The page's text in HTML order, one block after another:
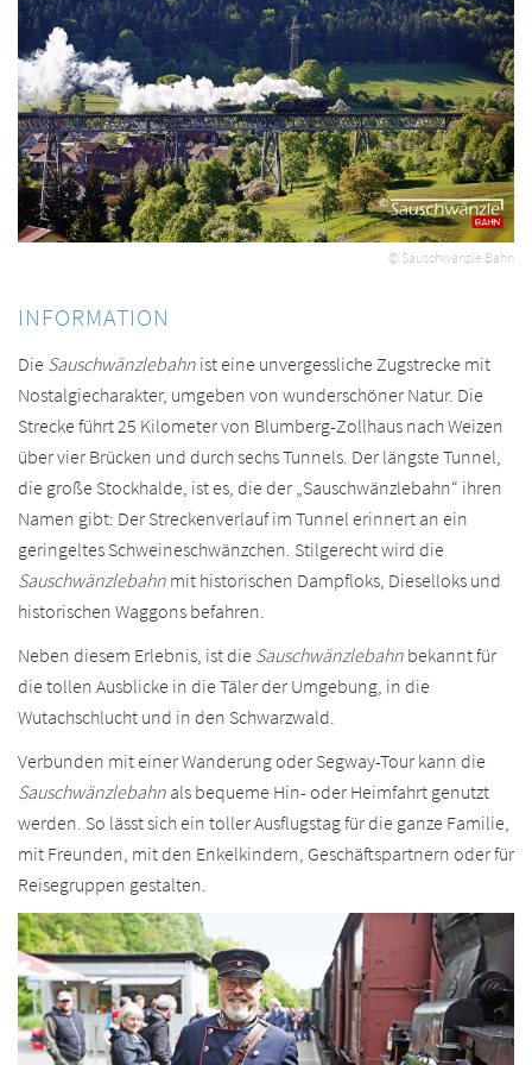
© Sauschwänzle Bahn
INFORMATION
Die Sauschwänzlebahn ist eine unvergessliche Zugstrecke mit
Nostalgiecharakter, umgeben von wunderschöner Natur. Die
Strecke führt 25 Kilometer von Blumberg-Zollhaus nach Weizen
über vier Brücken und durch sechs Tunnels. Der längste Tunnel,
die große Stockhalde, ist es, die der „Sauschwänzlebahn“ ihren
Namen gibt: Der Streckenverlauf im Tunnel erinnert an ein
geringeltes Schweineschwänzchen. Stilgerecht wird die
Sauschwänzlebahn mit historischen Dampfloks, Dieselloks und
historischen Waggons befahren.
Neben diesem Erlebnis, ist die Sauschwänzlebahn bekannt für
die tollen Ausblicke in die Täler der Umgebung, in die
Wutachschlucht und in den Schwarzwald.
Verbunden mit einer Wanderung oder Segway-Tour kann die
Sauschwänzlebahn als bequeme Hin- oder Heimfahrt genutzt
werden. So lässt sich ein toller Ausflugstag für die ganze Familie,
mit Freunden, mit den Enkelkindern, Geschäftspartnern oder für
Reisegruppen gestalten.